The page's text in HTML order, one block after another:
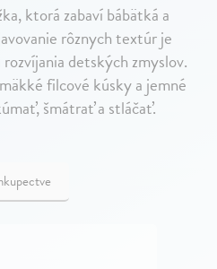
ktorá zabaví bábätká a
rôznych textúr je
detských zmyslov.
filcové kúsky a jemné
šmátrať a stláčať.